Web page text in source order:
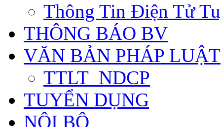
Thông Tin Điện Tử
THÔNG BÁO BV
VĂN BẢN PHÁP LUẬT
TTLT_NDCP
TUYỂN DỤNG
NỘI BỘ